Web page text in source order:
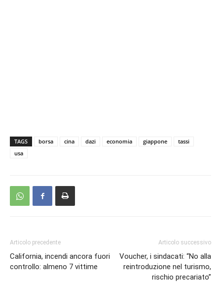
TAGS borsa cina dazi economia giappone
tassi
usa
Articolo precedente
California, incendi ancora fuori
controllo: almeno 7 vittime
Articolo successivo
Voucher, i sindacati: “No alla
reintroduzione nel turismo,
rischio precariato”